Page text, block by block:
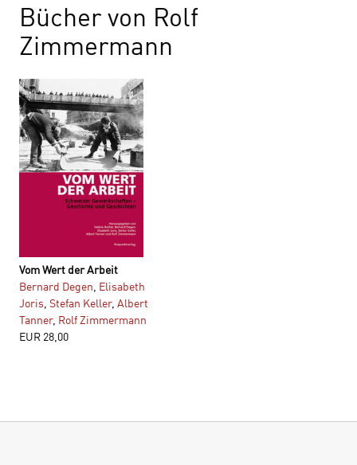
Bücher von Rolf
Zimmermann
Vom Wert der Arbeit
Bernard Degen Elisabeth
Joris Stefan Keller, Albert
Tanner, Rolf Zimmermann
EUR 28,00